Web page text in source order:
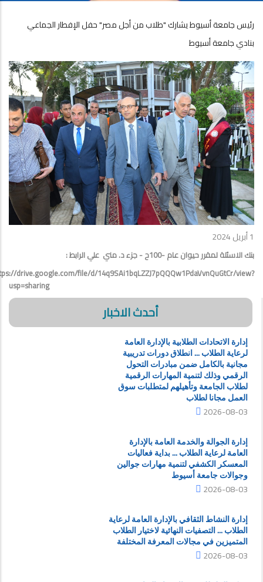
رئيس جامعة أسيوط يشارك "طلاب من أجل مصر" حفل الإفطار الجماعي
بنادي جامعة أسيوط
1 أبريل 2024
بنك الاسئلة لمقرر حيوان عام -100ح - جزء د. مني علي الرابط :
drive.google.com/file/d/14q9SAi1bqLZZJ7pQQQw1PdaVvnQuGtCr/view?
usp=sharing
أحدث الاخبار
إدارة الاتحادات الطلابية بالإدارة العامة
لرعاية الطلاب ... انطلاق دورات تدريبية
مجانية بالكامل ضمن مبادرات التحول
الرقمي وذلك لتنمية المهارات الرقمية
لطلاب الجامعة وتأهيلهم لمتطلبات سوق
العمل مجانا لطلاب
2026-08-03
إدارة الجوالة والخدمة العامة بالإدارة
العامة لرعاية الطلاب ... بداية فعاليات
المعسكر الكشفي لتنمية مهارات جوالين
وجوالات جامعة أسيوط
2026-08-03
إدارة النشاط الثقافي بالإدارة العامة لرعاية
الطلاب ... التصفيات النهائية لاختيار الطلاب
المتميزين في مجالات المعرفة المختلفة
2026-08-03